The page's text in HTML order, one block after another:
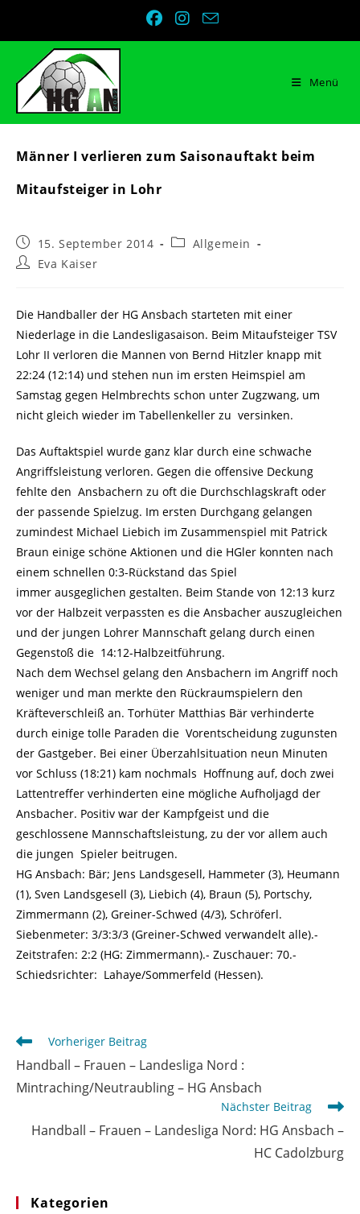
Menü
Männer I verlieren zum Saisonauftakt beim
Mitaufsteiger in Lohr
Beitrag
veröffentlicht:
15. September 2014
Beitrags-
Allgemein
Beitrags-
Eva Kaiser
Die Handballer der HG Ansbach starteten mit einer
Niederlage in die Landesligasaison. Beim Mitaufsteiger TSV
Lohr II verloren die Mannen von Bernd Hitzler knapp mit
22:24 (12:14) und stehen nun im ersten Heimspiel am
Samstag gegen Helmbrechts schon unter Zugzwang, um
nicht gleich wieder im Tabellenkeller zu versinken.
Das Auftaktspiel wurde ganz klar durch eine schwache
Angriffsleistung verloren. Gegen die offensive Deckung
fehlte den Ansbachern zu oft die Durchschlagskraft oder
der passende Spielzug. Im ersten Durchgang gelangen
zumindest Michael Liebich im Zusammenspiel mit Patrick
Braun einige schöne Aktionen und die HGler konnten nach
einem schnellen 0:3-Rückstand das Spiel
immer ausgeglichen gestalten. Beim Stande von 12:13 kurz
vor der Halbzeit verpassten es die Ansbacher auszugleichen
und der jungen Lohrer Mannschaft gelang durch einen
Gegenstoß die 14:12-Halbzeitführung.
Nach dem Wechsel gelang den Ansbachern im Angriff noch
weniger und man merkte den Rückraumspielern den
Kräfteverschleiß an. Torhüter Matthias Bär verhinderte
durch einige tolle Paraden die Vorentscheidung zugunsten
der Gastgeber. Bei einer Überzahlsituation neun Minuten
vor Schluss (18:21) kam nochmals Hoffnung auf, doch zwei
Lattentreffer verhinderten eine mögliche Aufholjagd der
Ansbacher. Positiv war der Kampfgeist und die
geschlossene Mannschaftsleistung, zu der vor allem auch
die jungen Spieler beitrugen.
HG Ansbach: Bär; Jens Landsgesell, Hammeter (3), Heumann
(1), Sven Landsgesell (3), Liebich (4), Braun (5), Portschy,
Zimmermann (2), Greiner-Schwed (4/3), Schröferl.
Siebenmeter: 3/3:3/3 (Greiner-Schwed verwandelt alle).-
Zeitstrafen: 2:2 (HG: Zimmermann).- Zuschauer: 70.-
Schiedsrichter: Lahaye/Sommerfeld (Hessen).
Weitere
Artikel
ansehen
Vorheriger Beitrag
Handball – Frauen – Landesliga Nord :
Mintraching/Neutraubling – HG Ansbach
Nächster Beitrag
Handball – Frauen – Landesliga Nord: HG Ansbach –
HC Cadolzburg
Kategorien